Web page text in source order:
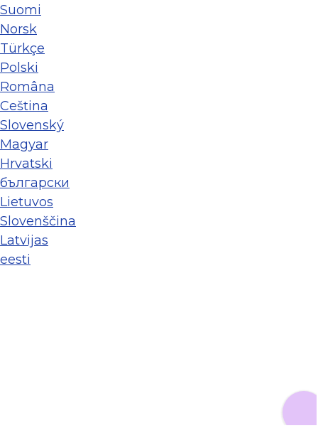
Suomi
Norsk
Türkçe
Polski
Româna
Ceština
Slovenský
Magyar
Hrvatski
български
Lietuvos
Slovenščina
Latvijas
eesti